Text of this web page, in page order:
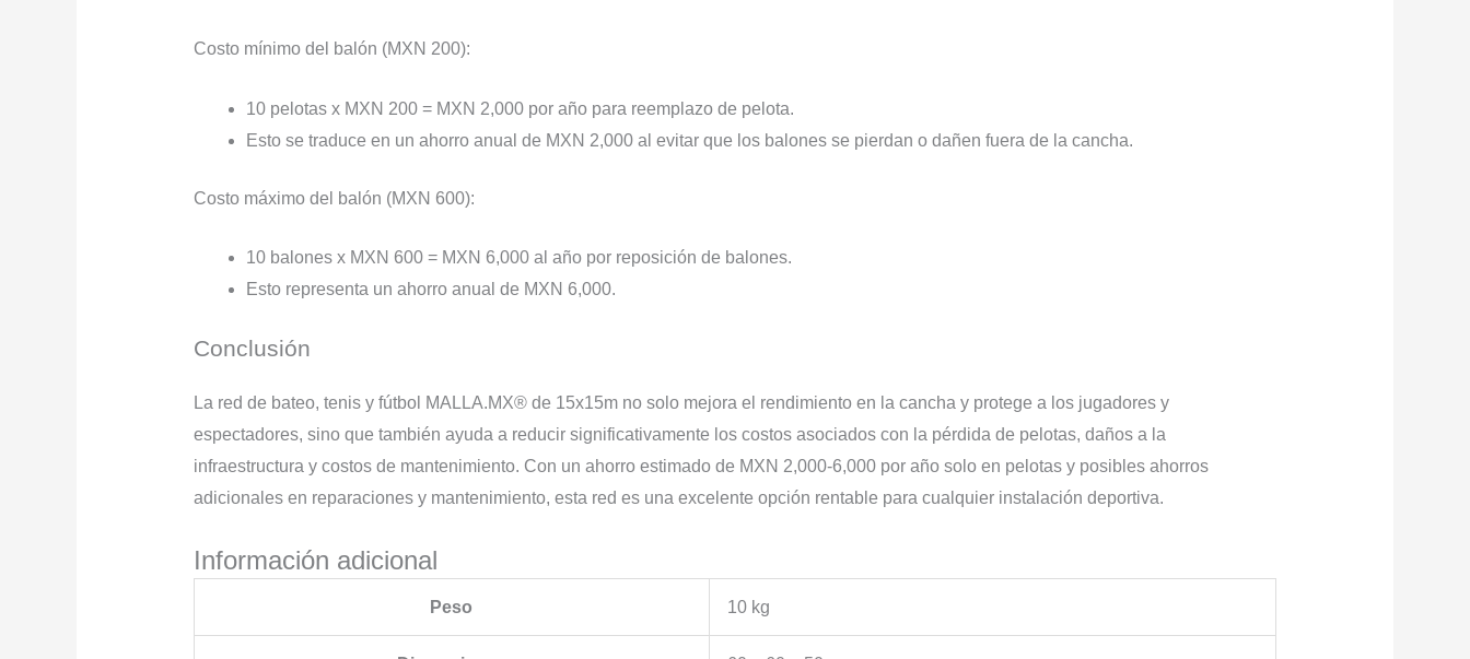
Costo mínimo del balón (MXN 200):
10 pelotas x MXN 200 = MXN 2,000 por año para reemplazo de pelota.
Esto se traduce en un ahorro anual de MXN 2,000 al evitar que los balones se pierdan o dañen fuera de la cancha.
Costo máximo del balón (MXN 600):
10 balones x MXN 600 = MXN 6,000 al año por reposición de balones.
Esto representa un ahorro anual de MXN 6,000.
Conclusión
La red de bateo, tenis y fútbol MALLA.MX® de 15x15m no solo mejora el rendimiento en la cancha y protege a los jugadores y
espectadores, sino que también ayuda a reducir significativamente los costos asociados con la pérdida de pelotas, daños a la
infraestructura y costos de mantenimiento. Con un ahorro estimado de MXN 2,000-6,000 por año solo en pelotas y posibles ahorros
adicionales en reparaciones y mantenimiento, esta red es una excelente opción rentable para cualquier instalación deportiva.
Información adicional
Peso 10 kg